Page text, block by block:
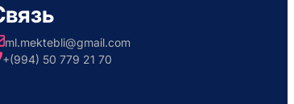
ml.mektebli@gmail.com
+(994) 50 779 21 70